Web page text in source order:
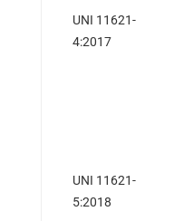
UNI 11621-
4:2017
UNI 11621-
5:2018